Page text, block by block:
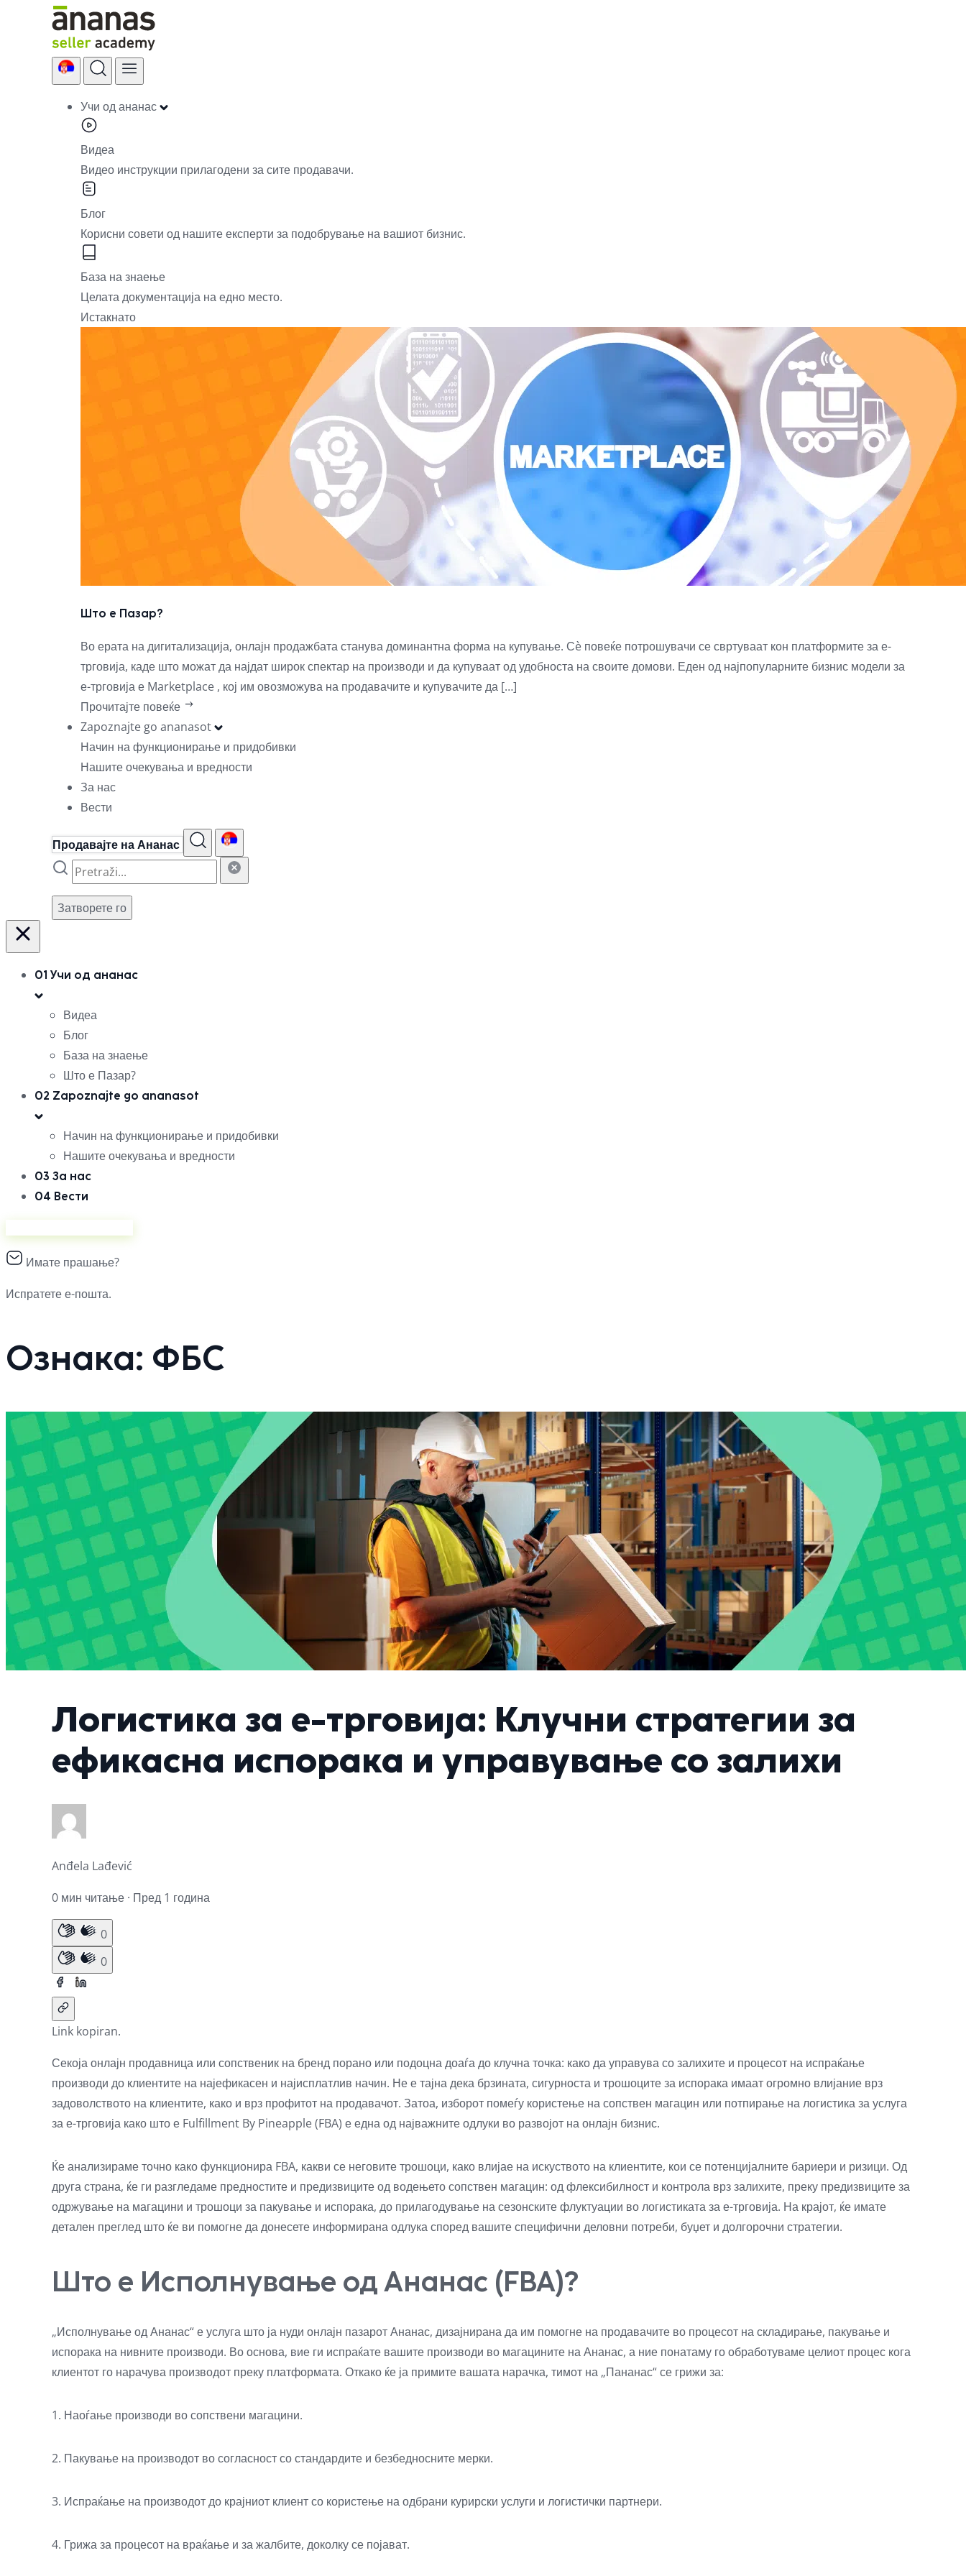
Учи од ананас
Видеа
Видео инструкции прилагодени за сите продавачи.
Блог
Корисни совети од нашите експерти за подобрување на вашиот бизнис.
База на знаење
Целата документација на едно место.
Истакнато
Што е Пазар?
Во ерата на дигитализација, онлајн продажбата станува доминантна форма на купување. Сè повеќе потрошувачи се свртуваат кон платформите за е-
трговија, каде што можат да најдат широк спектар на производи и да купуваат од удобноста на своите домови. Еден од најпопуларните бизнис модели за
е-трговија е Marketplace , кој им овозможува на продавачите и купувачите да […]
Прочитајте повеќе
Zapoznajte go ananasot
Начин на функционирање и придобивки
Нашите очекувања и вредности
За нас
Вести
Продавајте на Ананас
Затворете го
01 Учи од ананас
Видеа
Блог
База на знаење
Што е Пазар?
02 Zapoznajte go ananasot
Начин на функционирање и придобивки
Нашите очекувања и вредности
03 За нас
04 Вести
Имате прашање?
Испратете е-пошта.
Ознака: ФБС
Логистика за е-трговија: Клучни стратегии за
ефикасна испорака и управување со залихи
Anđela Lađević
0 мин читање · Пред 1 година
0
0
Link kopiran.
Секоја онлајн продавница или сопственик на бренд порано или подоцна доаѓа до клучна точка: како да управува со залихите и процесот на испраќање
производи до клиентите на најефикасен и најисплатлив начин. Не е тајна дека брзината, сигурноста и трошоците за испорака имаат огромно влијание врз
задоволството на клиентите, како и врз профитот на продавачот. Затоа, изборот помеѓу користење на сопствен магацин или потпирање на логистика за услуга
за е-трговија како што е Fulfillment By Pineapple (FBA) е една од најважните одлуки во развојот на онлајн бизнис.
Ќе анализираме точно како функционира FBA, какви се неговите трошоци, како влијае на искуството на клиентите, кои се потенцијалните бариери и ризици. Од
друга страна, ќе ги разгледаме предностите и предизвиците од водењето сопствен магацин: од флексибилност и контрола врз залихите, преку предизвиците за
одржување на магацини и трошоци за пакување и испорака, до прилагодување на сезонските флуктуации во логистиката за е-трговија. На крајот, ќе имате
детален преглед што ќе ви помогне да донесете информирана одлука според вашите специфични деловни потреби, буџет и долгорочни стратегии.
Што е Исполнување од Ананас (FBA)?
„Исполнување од Ананас“ е услуга што ја нуди онлајн пазарот Ананас, дизајнирана да им помогне на продавачите во процесот на складирање, пакување и
испорака на нивните производи. Во основа, вие ги испраќате вашите производи во магацините на Ананас, а ние понатаму го обработуваме целиот процес кога
клиентот го нарачува производот преку платформата. Откако ќе ја примите вашата нарачка, тимот на „Пананас“ се грижи за:
1. Наоѓање производи во сопствени магацини.
2. Пакување на производот во согласност со стандардите и безбедносните мерки.
3. Испраќање на производот до крајниот клиент со користење на одбрани курирски услуги и логистички партнери.
4. Грижа за процесот на враќање и за жалбите, доколку се појават.